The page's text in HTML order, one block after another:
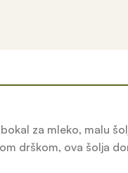
za mleko, malu
drškom, ova šolja